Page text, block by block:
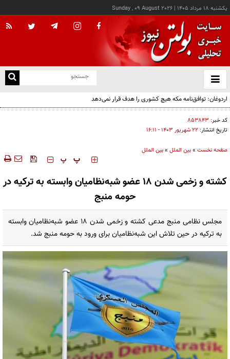
يکشنبه ۱۸ مرداد ۱۴۰۵ |
Sunday , 09 August 2026
باز
و
اردوغان: توافق‌نامه مکه هیچ کشوری را هدف قرار نمی‌دهد
کد خبر: ۸۵۳۸۴۳
تاریخ انتشار: ۲۲ شهريور ۱۴۰۳ - ۱۶:۱۱
صفحه نخست »بین الملل »بین الملل
‍‍‍ پ پ
کشته و زخمی شدن ۱۸ عضو شبه‌نظامیان وابسته به ترکیه در
حومه منبج
مجلس نظامی منبج مدعی کشته و زخمی شدن ۱۸ عضو شبه‌نظامیان وابسته
به ترکیه در حین تلاش این شبه‌نظامیان برای ورود به حومه منبج شد.